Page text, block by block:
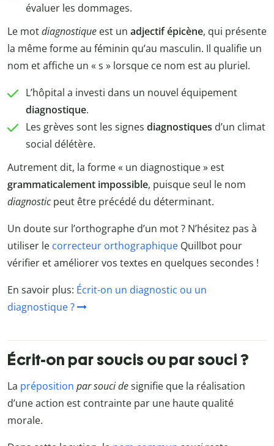
évaluer les dommages.
Le motdiagnostique est un adjectif épicène, qui présente
la même forme au féminin qu’au masculin. Il qualifie un
nom et affiche un « s » lorsque ce nom est au pluriel.
L’hôpital a investi dans un nouvel équipement
diagnostique.
Les grèves sont les signes diagnostiques d’un climat
social délétère.
Autrement dit, la forme « un diagnostique » est
grammaticalement impossible, puisque seul le nom
diagnosticpeut être précédé du déterminant.
Un doute sur l’orthographe d’un mot ? N’hésitez pas à
utiliser le correcteur orthographique Quillbot pour
vérifier et améliorer vos textes en quelques secondes !
En savoir plus: Écrit-on un diagnostic ou un
diagnostique ?
Écrit-on par soucis ou par souci ?
La préposition par souci designifie que la réalisation
d’une action est contrainte par une haute qualité
morale.